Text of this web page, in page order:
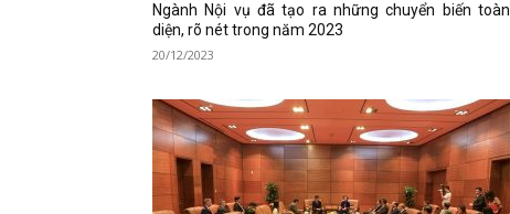
Ngành Nội vụ đã tạo ra những chuyển biến toàn
diện, rõ nét trong năm 2023
20/12/2023